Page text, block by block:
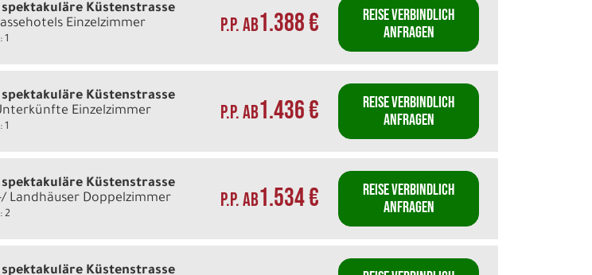
Küstenstrasse
Einzelzimmer
1
P.P. AB1.388 €
REISE VERBINDLICH
ANFRAGEN
Küstenstrasse
Einzelzimmer
1
P.P. AB1.436 €
REISE VERBINDLICH
ANFRAGEN
Küstenstrasse
Landhäuser Doppelzimmer
2
P.P. AB1.534 €
REISE VERBINDLICH
ANFRAGEN
Küstenstrasse